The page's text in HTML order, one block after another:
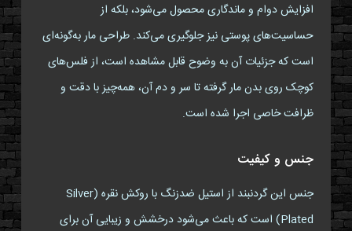
افزایش دوام و ماندگاری محصول می‌شود، بلکه از
حساسیت‌های پوستی نیز جلوگیری می‌کند. طراحی مار به‌گونه‌ای
است که جزئیات آن به وضوح قابل مشاهده است، از فلس‌های
کوچک روی بدن مار گرفته تا سر و دم آن، همه‌چیز با دقت و
ظرافت خاصی اجرا شده است.
جنس و کیفیت
جنس این گردنبند از استیل ضدزنگ با روکش نقره (Silver
Plated) است که باعث می‌شود درخشش و زیبایی آن برای